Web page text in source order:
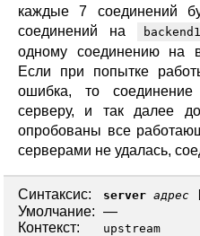
каждые 7 соединений
соединений на
одному соединению на
Если при попытке
ошибка, то
серверу, и так далее
опробованы все
серверами не удалась,
Синтаксис: server адрес
Умолчание: —
Контекст:
upstream